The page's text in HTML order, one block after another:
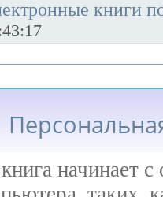
книги
начинает